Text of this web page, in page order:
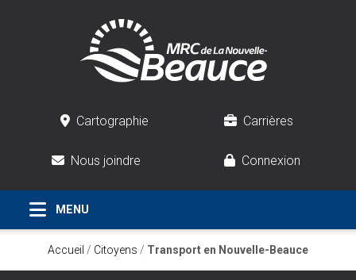
Cartographie Carrières
Nous joindre Connexion
Accueil / Citoyens / Transport en Nouvelle-Beauce